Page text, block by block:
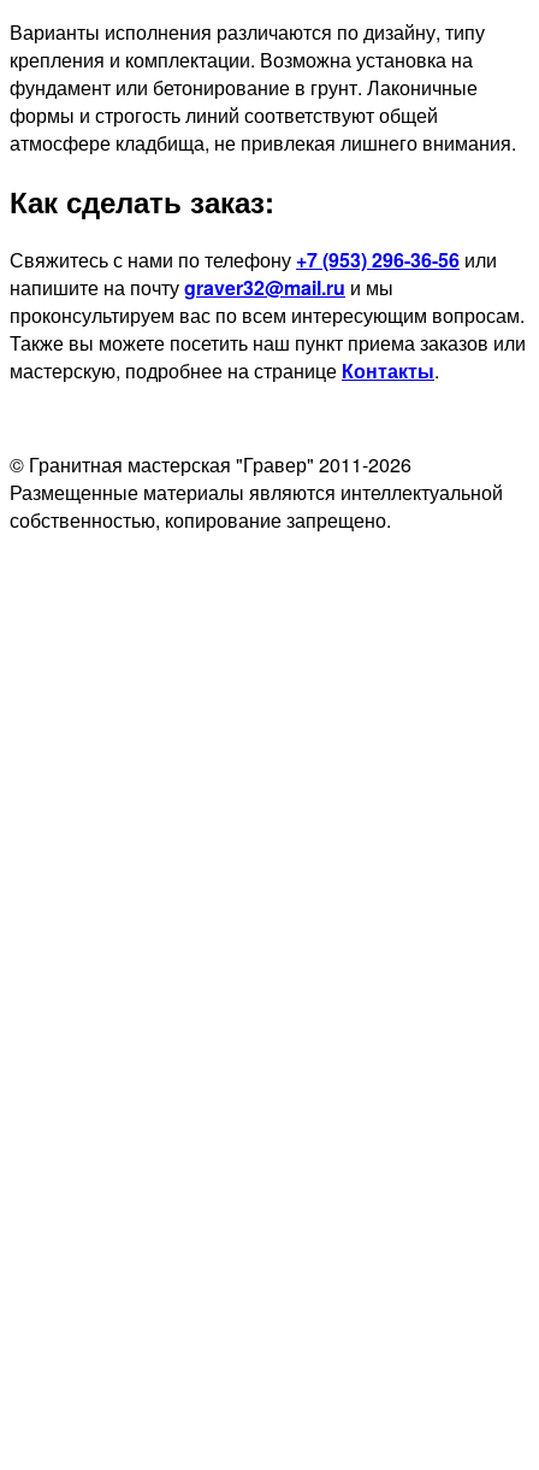
Варианты исполнения различаются по дизайну, типу
крепления и комплектации. Возможна установка на
фундамент или бетонирование в грунт. Лаконичные
формы и строгость линий соответствуют общей
атмосфере кладбища, не привлекая лишнего внимания.
Как сделать заказ:
Свяжитесь с нами по телефону +7 (953) 296-36-56 или
напишите на почтуgraver32@mail.ru и мы
проконсультируем вас по всем интересующим вопросам.
Также вы можете посетить наш пункт приема заказов или
мастерскую, подробнее на странице Контакты.
© Гранитная мастерская "Гравер" 2011-2026
Размещенные материалы являются интеллектуальной
собственностью, копирование запрещено.